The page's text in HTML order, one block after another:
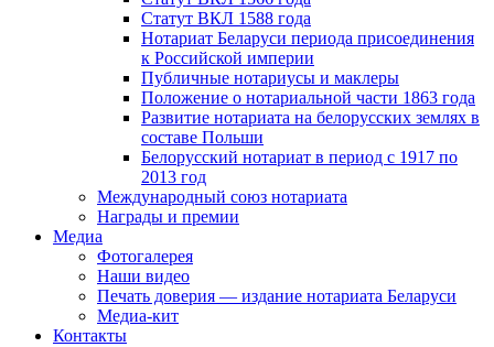
Статут ВКЛ 1588 года
Нотариат Беларуси периода присоединения
к Российской империи
Публичные нотариусы и маклеры
Положение о нотариальной части 1863 года
Развитие нотариата на белорусских землях в
составе Польши
Белорусский нотариат в период с 1917 по
2013 год
Международный союз нотариата
Награды и премии
Медиа
Фотогалерея
Наши видео
Печать доверия — издание нотариата Беларуси
Медиа-кит
Контакты